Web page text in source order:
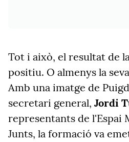
Tot i això, el resultat de
positiu. O almenys la
Amb una imatge de
secretari general, Jordi
representants de l'Espai
Junts, la formació va